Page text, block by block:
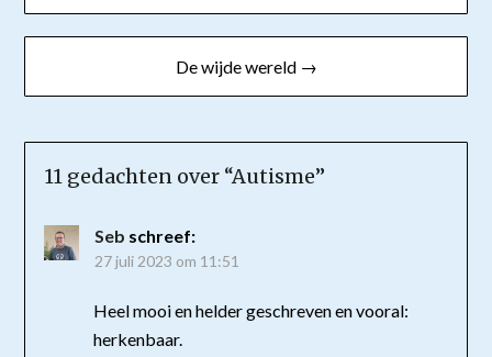
De wijde wereld →
11 gedachten over “Autisme”
Seb schreef:
27 juli 2023 om 11:51
Heel mooi en helder geschreven en vooral:
herkenbaar.